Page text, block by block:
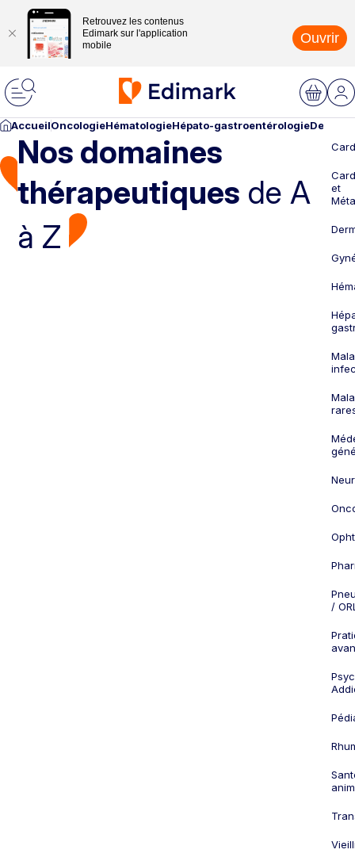
Retrouvez les contenus
Edimark sur l'application
mobile
Ouvrir
AccueilOncologieHématologieHépato-gastroentérologie
Nos domaines
thérapeutiques de A
à Z
et
/